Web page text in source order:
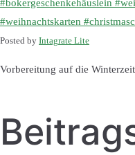
Posted by Intagrate Lite
Vorbereitung auf die Winterzeit